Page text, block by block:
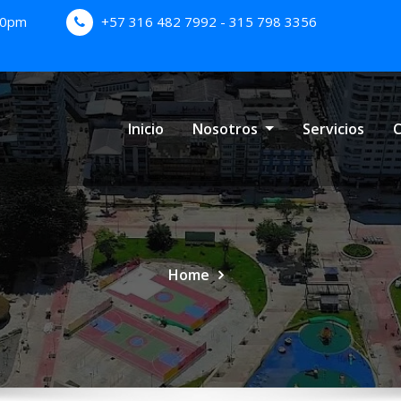
+57 316 482 7992 - 315 798 3356
Inicio Nosotros Servicios
Home